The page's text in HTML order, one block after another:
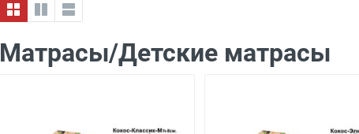
Матрасы/Детские матрасы